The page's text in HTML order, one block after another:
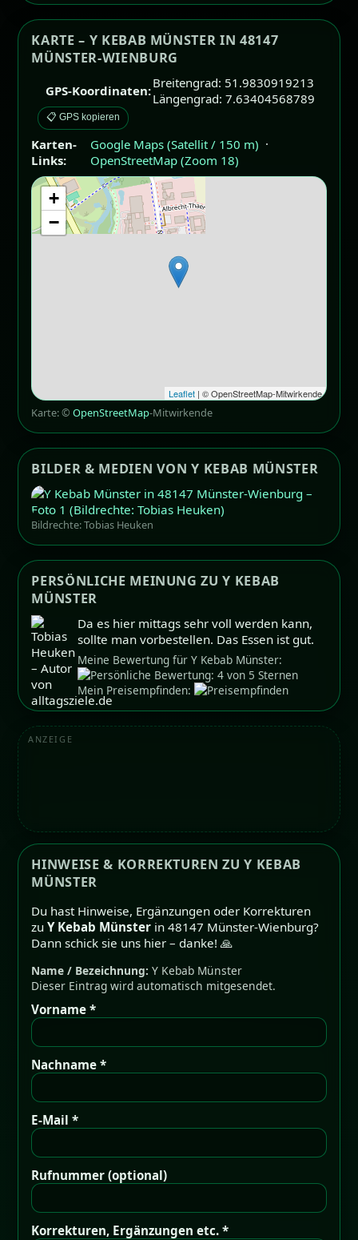
KARTE – Y KEBAB MÜNSTER IN 48147
MÜNSTER-WIENBURG
GPS-Koordinaten:Breitengrad: 51.9830919213
Längengrad: 7.63404568789
📋 GPS kopieren
Karten-
Links:
Google Maps (Satellit / 150 m) ·
OpenStreetMap (Zoom 18)
+
−
Leaflet| © OpenStreetMap-Mitwirkende
Karte: ©OpenStreetMap-Mitwirkende
BILDER & MEDIEN VON Y KEBAB MÜNSTER
Bildrechte: Tobias Heuken
PERSÖNLICHE MEINUNG ZU Y KEBAB
MÜNSTER
Da es hier mittags sehr voll werden kann,
sollte man vorbestellen. Das Essen ist gut.
Meine Bewertung für Y Kebab Münster:
Mein Preisempfinden:
ANZEIGE
HINWEISE & KORREKTUREN ZU Y KEBAB
MÜNSTER
Du hast Hinweise, Ergänzungen oder Korrekturen
zuY Kebab Münster in 48147 Münster-Wienburg?
Dann schick sie uns hier – danke! 🙏
Name / Bezeichnung: Y Kebab Münster
Dieser Eintrag wird automatisch mitgesendet.
Vorname *
Nachname *
E-Mail *
Rufnummer (optional)
Korrekturen, Ergänzungen etc. *